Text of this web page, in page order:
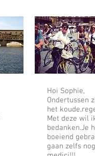
Hoi Sophie,
Ondertussen
het
Met deze wil
bedanken.Je
boeiend
gaan zelfs